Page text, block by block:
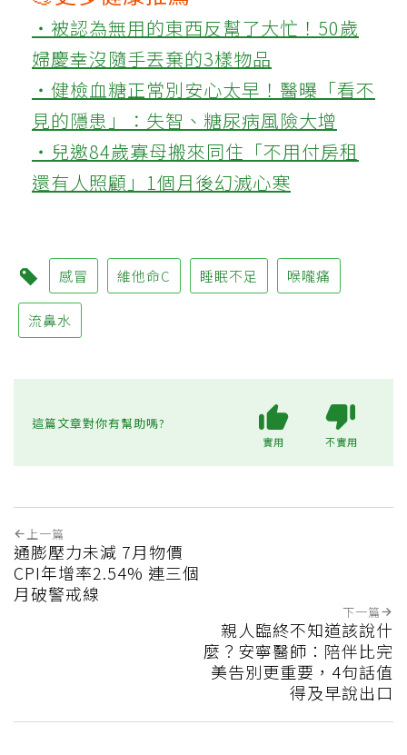
‧被認為無用的東西反幫了大忙！50歲
婦慶幸沒隨手丟棄的3樣物品
‧健檢血糖正常別安心太早！醫曝「看不
見的隱患」：失智、糖尿病風險大增
‧兒邀84歲寡母搬來同住「不用付房租
還有人照顧」1個月後幻滅心寒
感冒 維他命C 睡眠不足 喉嚨痛
流鼻水
這篇文章對你有幫助嗎?
實用 不實用
上一篇
通膨壓力未減 7月物價
CPI年增率2.54% 連三個
月破警戒線
下一篇
親人臨終不知道該說什
麼？安寧醫師：陪伴比完
美告別更重要，4句話值
得及早說出口